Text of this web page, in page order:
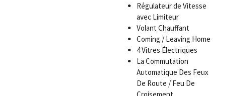
Régulateur de Vitesse
avec Limiteur
Volant Chauffant
Coming / Leaving Home
4 Vitres Électriques
La Commutation
Automatique Des Feux
De Route / Feu De
Croisement